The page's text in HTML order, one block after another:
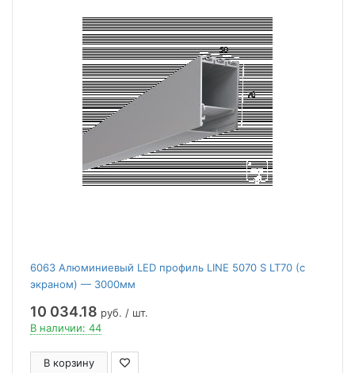
6063 Алюминиевый LED профиль LINE 5070 S LT70 (с
экраном) — 3000мм
10 034.18 руб. / шт.
В наличии: 44
В корзину